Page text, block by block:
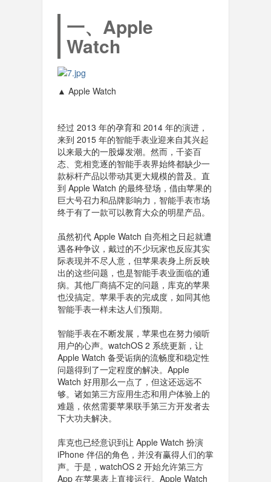
一、Apple
Watch
▲ Apple Watch
经过 2013 年的孕育和 2014 年的演进，
来到 2015 年的智能手表业迎来自其兴起
以来最大的一股爆发潮。然而，千姿百
态、竞相竞逐的智能手表界始终都缺少一
款标杆产品以带动其更大规模的普及。直
到 Apple Watch 的最终登场，借由苹果的
巨大号召力和品牌影响力，智能手表市场
终于有了一款可以教育大众的明星产品。
虽然初代 Apple Watch 自亮相之日起就遭
遇各种争议，戴过的不少玩家也反应其实
际表现并不尽人意，但苹果表身上所反映
出的这些问题，也是智能手表业面临的通
病。其他厂商搞不定的问题，库克的苹果
也没搞定。苹果手表的完成度，如同其他
智能手表一样未达人们预期。
智能手表在不断发展，苹果也在努力倾听
用户的心声。watchOS 2 系统更新，让
Apple Watch 备受诟病的流畅度和稳定性
问题得到了一定程度的解决。Apple
Watch 好用那么一点了，但这还远远不
够。诸如第三方应用生态和用户体验上的
难题，依然需要苹果联手第三方开发者去
下大功夫解决。
库克也已经意识到让 Apple Watch 扮演
iPhone 伴侣的角色，并没有赢得人们的掌
声。于是，watchOS 2 开始允许第三方
App 在苹果表上直接运行。Apple Watch